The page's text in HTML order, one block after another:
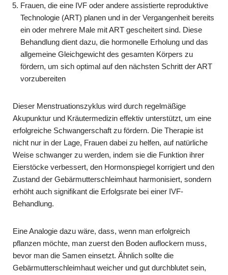
Frauen, die eine IVF oder andere assistierte reproduktive
Technologie (ART) planen und in der Vergangenheit bereits
ein oder mehrere Male mit ART gescheitert sind. Diese
Behandlung dient dazu, die hormonelle Erholung und das
allgemeine Gleichgewicht des gesamten Körpers zu
fördern, um sich optimal auf den nächsten Schritt der ART
vorzubereiten
Dieser Menstruationszyklus wird durch regelmäßige
Akupunktur und Kräutermedizin effektiv unterstützt, um eine
erfolgreiche Schwangerschaft zu fördern. Die Therapie ist
nicht nur in der Lage, Frauen dabei zu helfen, auf natürliche
Weise schwanger zu werden, indem sie die Funktion ihrer
Eierstöcke verbessert, den Hormonspiegel korrigiert und den
Zustand der Gebärmutterschleimhaut harmonisiert, sondern
erhöht auch signifikant die Erfolgsrate bei einer IVF-
Behandlung.
Eine Analogie dazu wäre, dass, wenn man erfolgreich
pflanzen möchte, man zuerst den Boden auflockern muss,
bevor man die Samen einsetzt. Ähnlich sollte die
Gebärmutterschleimhaut weicher und gut durchblutet sein,